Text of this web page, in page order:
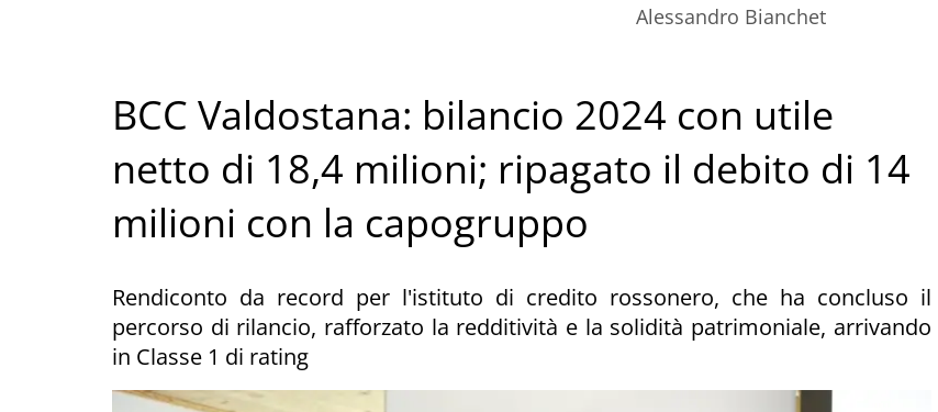
Alessandro Bianchet
BCC Valdostana: bilancio 2024 con utile
netto di 18,4 milioni; ripagato il debito di 14
milioni con la capogruppo
Rendiconto da record per l'istituto di credito rossonero, che ha concluso il
percorso di rilancio, rafforzato la redditività e la solidità patrimoniale, arrivando
in Classe 1 di rating